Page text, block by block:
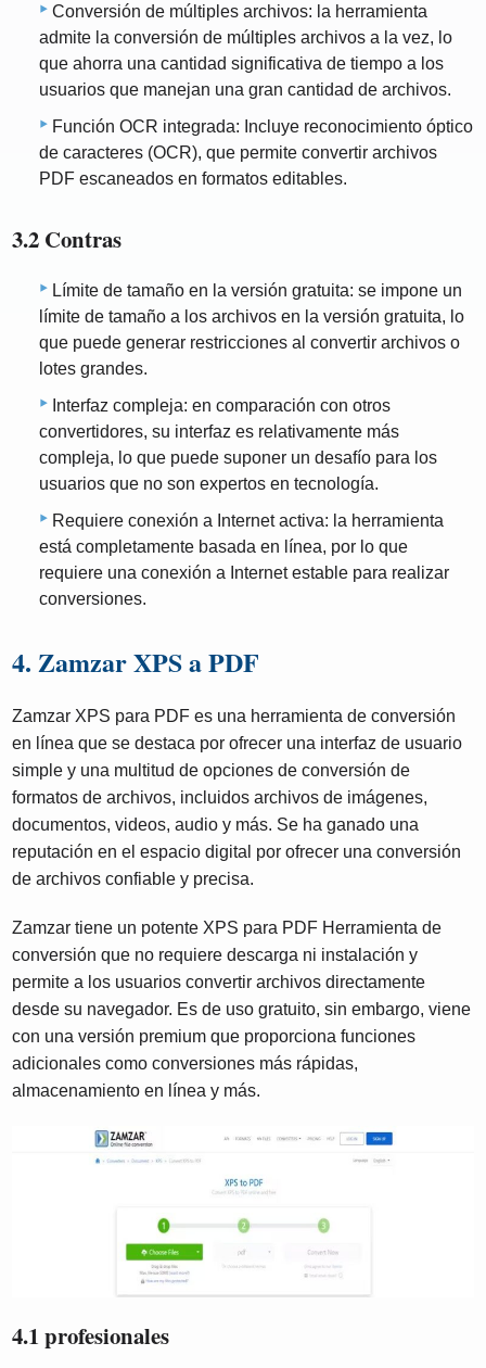
Conversión de múltiples archivos: la herramienta
admite la conversión de múltiples archivos a la vez, lo
que ahorra una cantidad significativa de tiempo a los
usuarios que manejan una gran cantidad de archivos.
Función OCR integrada: Incluye reconocimiento óptico
de caracteres (OCR), que permite convertir archivos
PDF escaneados en formatos editables.
3.2 Contras
Límite de tamaño en la versión gratuita: se impone un
límite de tamaño a los archivos en la versión gratuita, lo
que puede generar restricciones al convertir archivos o
lotes grandes.
Interfaz compleja: en comparación con otros
convertidores, su interfaz es relativamente más
compleja, lo que puede suponer un desafío para los
usuarios que no son expertos en tecnología.
Requiere conexión a Internet activa: la herramienta
está completamente basada en línea, por lo que
requiere una conexión a Internet estable para realizar
conversiones.
4. Zamzar XPS a PDF
Zamzar XPS para PDF es una herramienta de conversión
en línea que se destaca por ofrecer una interfaz de usuario
simple y una multitud de opciones de conversión de
formatos de archivos, incluidos archivos de imágenes,
documentos, videos, audio y más. Se ha ganado una
reputación en el espacio digital por ofrecer una conversión
de archivos confiable y precisa.
Zamzar tiene un potente XPS para PDF Herramienta de
conversión que no requiere descarga ni instalación y
permite a los usuarios convertir archivos directamente
desde su navegador. Es de uso gratuito, sin embargo, viene
con una versión premium que proporciona funciones
adicionales como conversiones más rápidas,
almacenamiento en línea y más.
4.1 profesionales